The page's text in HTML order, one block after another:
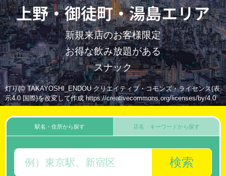
上野・御徒町・湯島エリア
新規来店のお客様限定
お得な飲み放題がある
スナック
灯り(© TAKAYOSHI_ENDOU クリエイティブ・コモンズ・ライセンス(表
示4.0 国際)を改変して作成 https://creativecommons.org/licenses/by/4.0
駅名・住所から探す
検索
店名・キーワードから探す